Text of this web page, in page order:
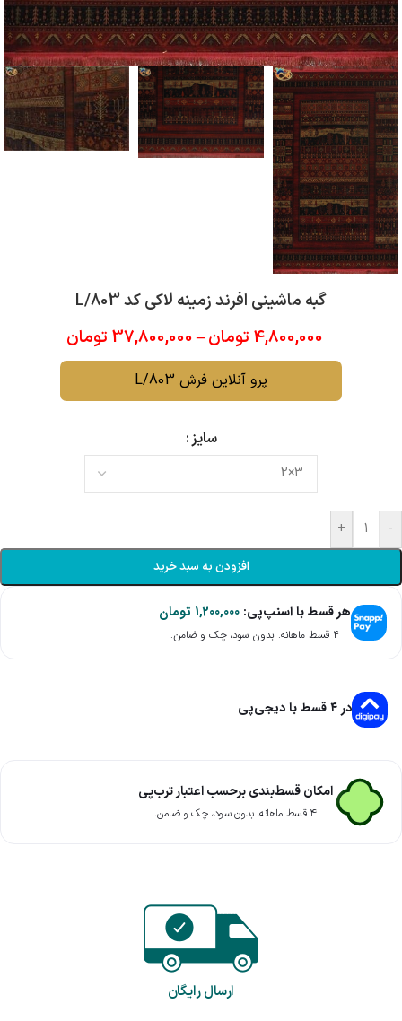
گبه ماشینی افرند زمینه لاکی کد L/803
4,800,000 تومان –
37,800,000 تومان
پرو آنلاین فرش 803/L
سایز
-
+
افزودن به سبد خرید
هر قسط با اسنپ‌پی: 1,200,000 تومان
۴ قسط ماهانه. بدون سود، چک و ضامن.
در ۴ قسط با دیجی‌پی
امکان قسط‌بندی برحسب اعتبار ترب‌پی
۴ قسط ماهانه. بدون سود، چک و ضامن.
ارسال رایگان